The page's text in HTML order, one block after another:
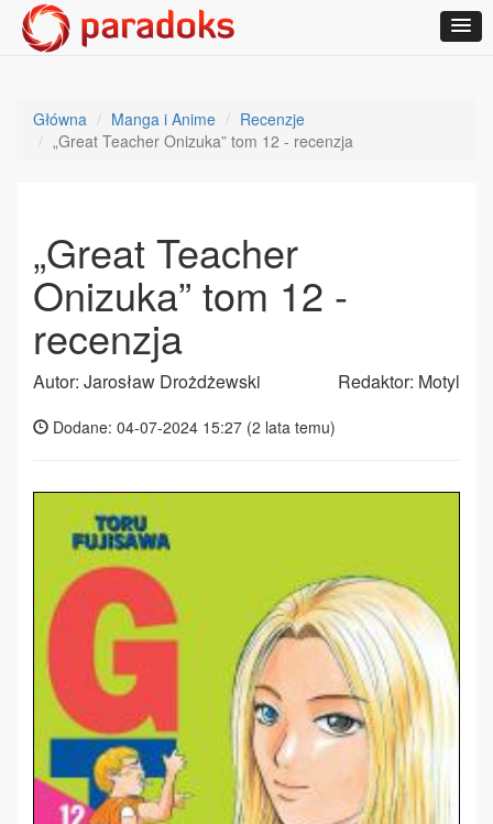
Główna Manga i Anime
Recenzje
„Great Teacher Onizuka” tom 12 - recenzja
„Great Teacher
Onizuka” tom 12 -
recenzja
Autor: Jarosław Drożdżewski Redaktor: Motyl
Dodane: 04-07-2024 15:27 (2 lata temu)